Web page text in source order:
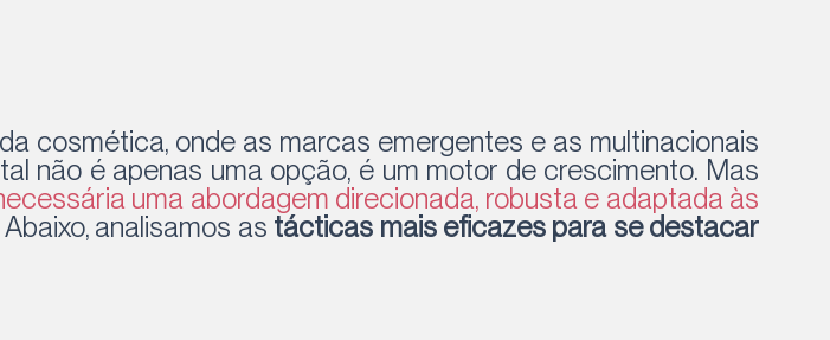
cosmética, onde as marcas emergentes e as multinacionais
não é apenas uma opção, é um motor de crescimento. Mas
uma abordagem direcionada, robusta e adaptada às
Abaixo, analisamos as tácticas mais eficazes para se destacar